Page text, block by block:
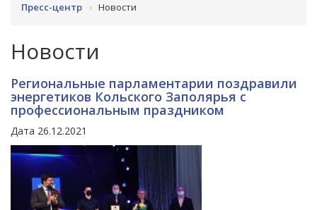
Пресс-центр Новости
Новости
Региональные парламентарии поздравили
энергетиков Кольского Заполярья с
профессиональным праздником
Дата 26.12.2021